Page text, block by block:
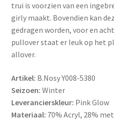
trui is voorzien van een
girly maakt. Bovendien kan
gedragen worden, voor en
pullover staat er leuk op het
allover.
Artikel: B.Nosy Y008-5380
Seizoen: Winter
Leverancierskleur: Pink Glow
Materiaal: 70% Acryl, 28%